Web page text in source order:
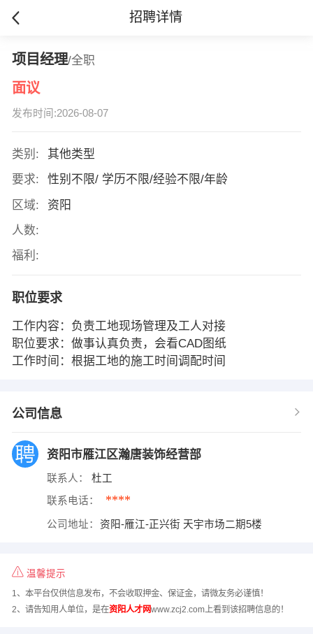
招聘详情
项目经理/全职
面议
发布时间:2026-08-07
类别:
其他类型
要求:
性别不限/ 学历不限/经验不限/年龄
区域:
资阳
人数:
福利:
职位要求
工作内容：负责工地现场管理及工人对接
职位要求：做事认真负责，会看CAD图纸
工作时间：根据工地的施工时间调配时间
公司信息
资阳市雁江区瀚唐装饰经营部
联系人： 杜工
联系电话： ****
公司地址： 资阳-雁江-正兴街 天宇市场二期5楼
温馨提示
1、本平台仅供信息发布，不会收取押金、保证金，请微友务必谨慎！
2、请告知用人单位，是在资阳人才网www.zcj2.com上看到该招聘信息的！